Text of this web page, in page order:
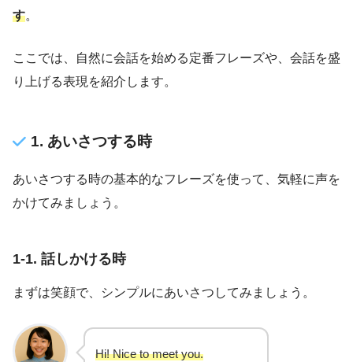
す。
ここでは、自然に会話を始める定番フレーズや、会話を盛
り上げる表現を紹介します。
1. あいさつする時
あいさつする時の基本的なフレーズを使って、気軽に声を
かけてみましょう。
1-1. 話しかける時
まずは笑顔で、シンプルにあいさつしてみましょう。
Hi! Nice to meet you.